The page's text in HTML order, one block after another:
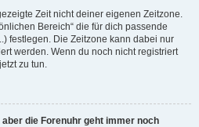
Zeit nicht deiner eigenen Zeitzone.
Bereich“ die für dich passende
festlegen. Die Zeitzone kann dabei nur
werden. Wenn du noch nicht registriert
zu tun.
die Forenuhr geht immer noch